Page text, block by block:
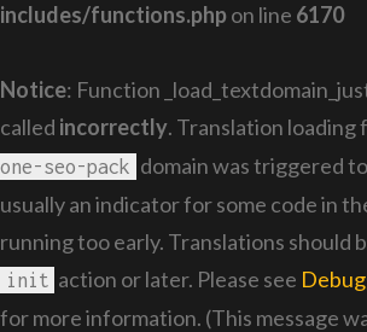
includes/functions.phpon line 6170
Notice: Function
called incorrectly. Translation loading
one-seo-pack domain was triggered
usually an indicator for some code in
running too early. Translations should
init action or later. Please see
for more information. (This message